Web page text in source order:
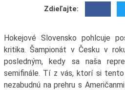
Zdieľajte:
Hokejové Slovensko pohlcuje
kritika. Šampionát v Česku v
posledným, kedy sa naša
semifinále. Tí z vás, ktorí si
nezabudnú na prehru s